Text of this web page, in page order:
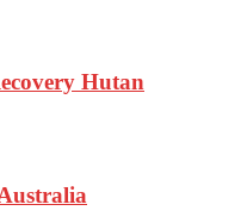
Hutan